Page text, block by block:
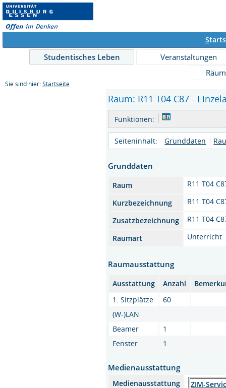
S
Studentisches Leben
Veranstaltungen
Sie sind hier: Startseite
Raum: R11 T04 C87 -
Funktionen:
Seiteninhalt: Grunddaten
Grunddaten
Raum
R11 T04
Kurzbezeichnung
R11 T04
Zusatzbezeichnung
R11 T04
Raumart
Unterricht
Raumausstattung
Ausstattung Anzahl
1. Sitzplätze
60
(W-)LAN
Beamer
1
Fenster
1
Medienausstattung
Medienausstattung
ZIM-